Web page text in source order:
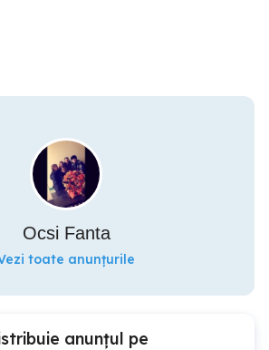
Ocsi Fanta
toate anunțurile
anunțul pe